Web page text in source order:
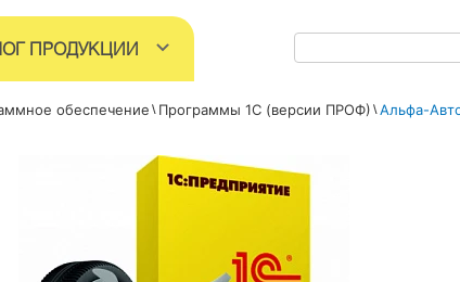
ПРОДУКЦИИ
обеспечение Программы 1С (версии ПРОФ) Альфа-